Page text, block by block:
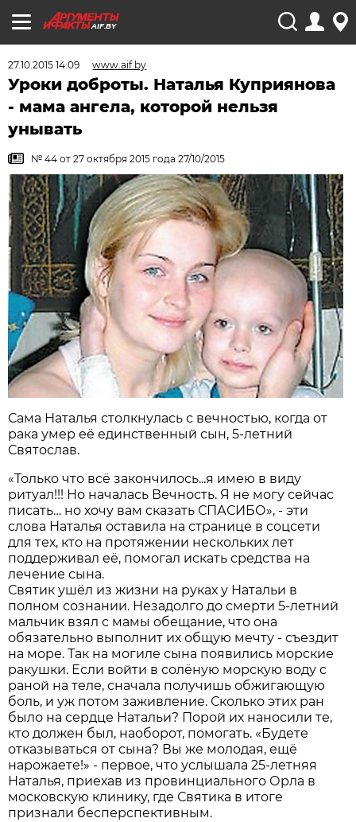
AIF.BY
27.10.2015 14:09 www.aif.by
Уроки доброты. Наталья Куприянова
- мама ангела, которой нельзя
унывать
№ 44 от 27 октября 2015 года 27/10/2015
Сама Наталья столкнулась с вечностью, когда от
рака умер её единственный сын, 5-летний
Святослав.
«Только что всё закончилось...я имею в виду
ритуал!!! Но началась Вечность. Я не могу сейчас
писать… но хочу вам сказать СПАСИБО», - эти
слова Наталья оставила на странице в соцсети
для тех, кто на протяжении нескольких лет
поддерживал её, помогал искать средства на
лечение сына.
Святик ушёл из жизни на руках у Натальи в
полном сознании. Незадолго до смерти 5-летний
мальчик взял с мамы обещание, что она
обязательно выполнит их общую мечту - съездит
на море. Так на могиле сына появились морские
ракушки. Если войти в солёную морскую воду с
раной на теле, сначала получишь обжигающую
боль, и уж потом заживление. Сколько этих ран
было на сердце Натальи? Порой их наносили те,
кто должен был, наоборот, помогать. «Будете
отказываться от сына? Вы же молодая, ещё
нарожаете!» - первое, что услышала 25-летняя
Наталья, приехав из провинциального Орла в
московскую клинику, где Святика в итоге
признали бесперспективным.